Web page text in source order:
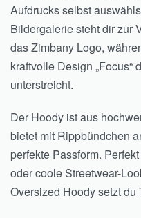
Aufdrucks selbst
Bildergalerie steht dir zur
das Zimbany Logo,
kraftvolle Design
unterstreicht.
Der Hoody ist aus
bietet mit Rippbündchen
perfekte Passform.
oder coole Streetwear-
Oversized Hoody setzt du